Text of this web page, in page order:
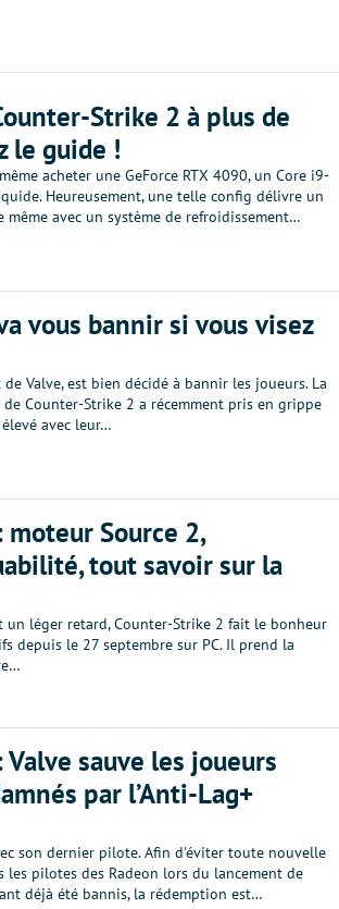
Strike 2 à plus de
le guide !
acheter une GeForce RTX 4090, un Core i9-
Heureusement, une telle config délivre un
avec un système de refroidissement…
vous bannir si vous visez
de Valve, est bien décidé à bannir les joueurs. La
Counter-Strike 2 a récemment pris en grippe
avec leur…
Source 2,
tout savoir sur la
un léger retard, Counter-Strike 2 fait le bonheur
depuis le 27 septembre sur PC. Il prend la
sauve les joueurs
par l’Anti-Lag+
son dernier pilote. Afin d'éviter toute nouvelle
les pilotes des Radeon lors du lancement de
déjà été bannis, la rédemption est…